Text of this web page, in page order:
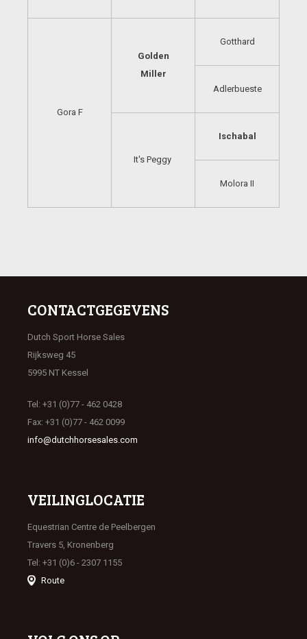
Gora F
Golden
Miller
Gotthard
Adlerbueste
It's Peggy
Ischabal
Molora II
CONTACTGEGEVENS
Dutch Sport Horse Sales
Rijksweg 45
5995 NT Kessel
Tel: +31 (0)77 - 462 0428
Fax: +31 (0)77 - 462 0099
info@dutchhorsesales.com
VEILINGLOCATIE
Equestrian Centre de Peelbergen
Travers 5, Kronenberg
Tel: +31 (0)6 - 2307 1155
Route